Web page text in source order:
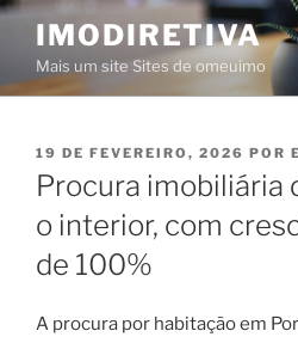
Saltar
conteúdo
IMODIRETIVA
Mais um site Sites de omeuimo
PUBLICADO
EM
19 DE FEVEREIRO, 2026 POR
Procura imobiliária
o interior, com
de 100%
A procura por habitação em